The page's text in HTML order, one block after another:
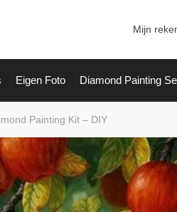
Mijn
Eigen Foto Diamond Painting
Painting Kit – DIY